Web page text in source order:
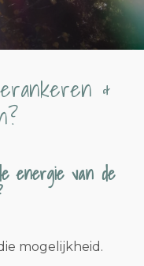
&
energie van de
mogelijkheid.